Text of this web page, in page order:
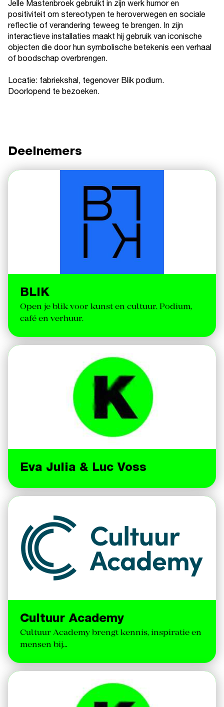
Jelle Mastenbroek gebruikt in zijn werk humor en
positiviteit om stereotypen te heroverwegen en sociale
reflectie of verandering teweeg te brengen. In zijn
interactieve installaties maakt hij gebruik van iconische
objecten die door hun symbolische betekenis een verhaal
of boodschap overbrengen.
Locatie: fabriekshal, tegenover Blik podium.
Doorlopend te bezoeken.
Deelnemers
BLIK
Open je blik voor kunst en cultuur. Podium,
café en verhuur.
Eva Julia & Luc Voss
Cultuur Academy
Cultuur Academy brengt kennis, inspiratie en
mensen bij…